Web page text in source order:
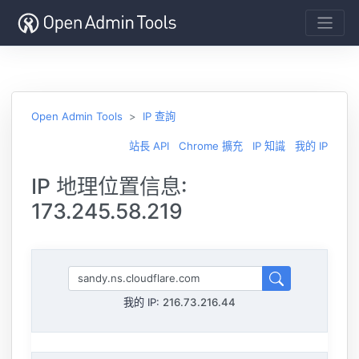
Open Admin Tools IP 查詢
站長 API Chrome 擴充 IP 知識 我的 IP
IP 地理位置信息:
173.245.58.219
我的 IP: 216.73.216.44